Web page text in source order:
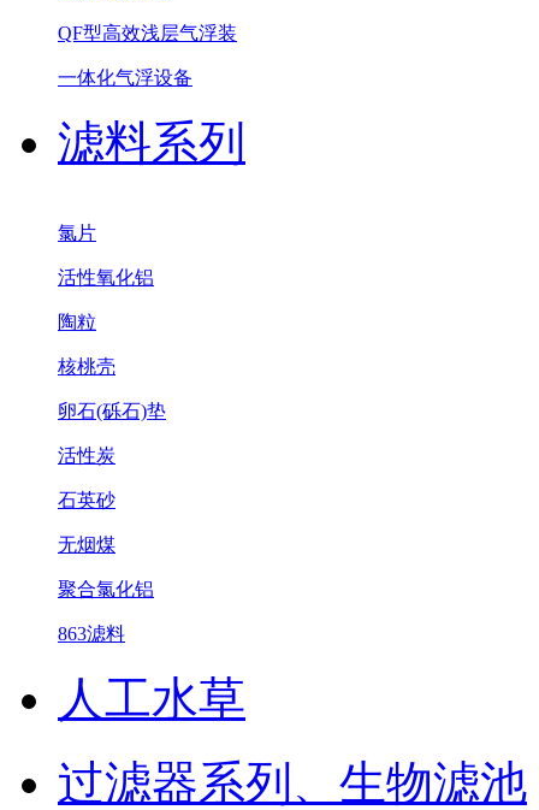
QF型高效浅层气浮装
一体化气浮设备
滤料系列
氯片
活性氧化铝
陶粒
核桃壳
卵石(砾石)垫
活性炭
石英砂
无烟煤
聚合氯化铝
863滤料
人工水草
过滤器系列、生物滤池